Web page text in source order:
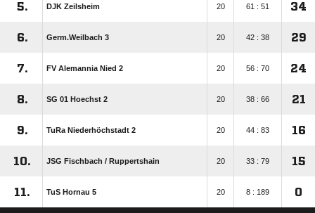
5. DJK Zeilsheim 20 61 : 51 34
6. Germ.Weilbach 3 20 42 : 38 29
7. FV Alemannia Nied 2 20 56 : 70 24
8. SG 01 Hoechst 2 20 38 : 66 21
9. TuRa Niederhöchstadt 2 20 44 : 83 16
10. JSG Fischbach /​ Ruppertshain 20 33 : 79 15
11. TuS Hornau 5 20 8 : 189 0